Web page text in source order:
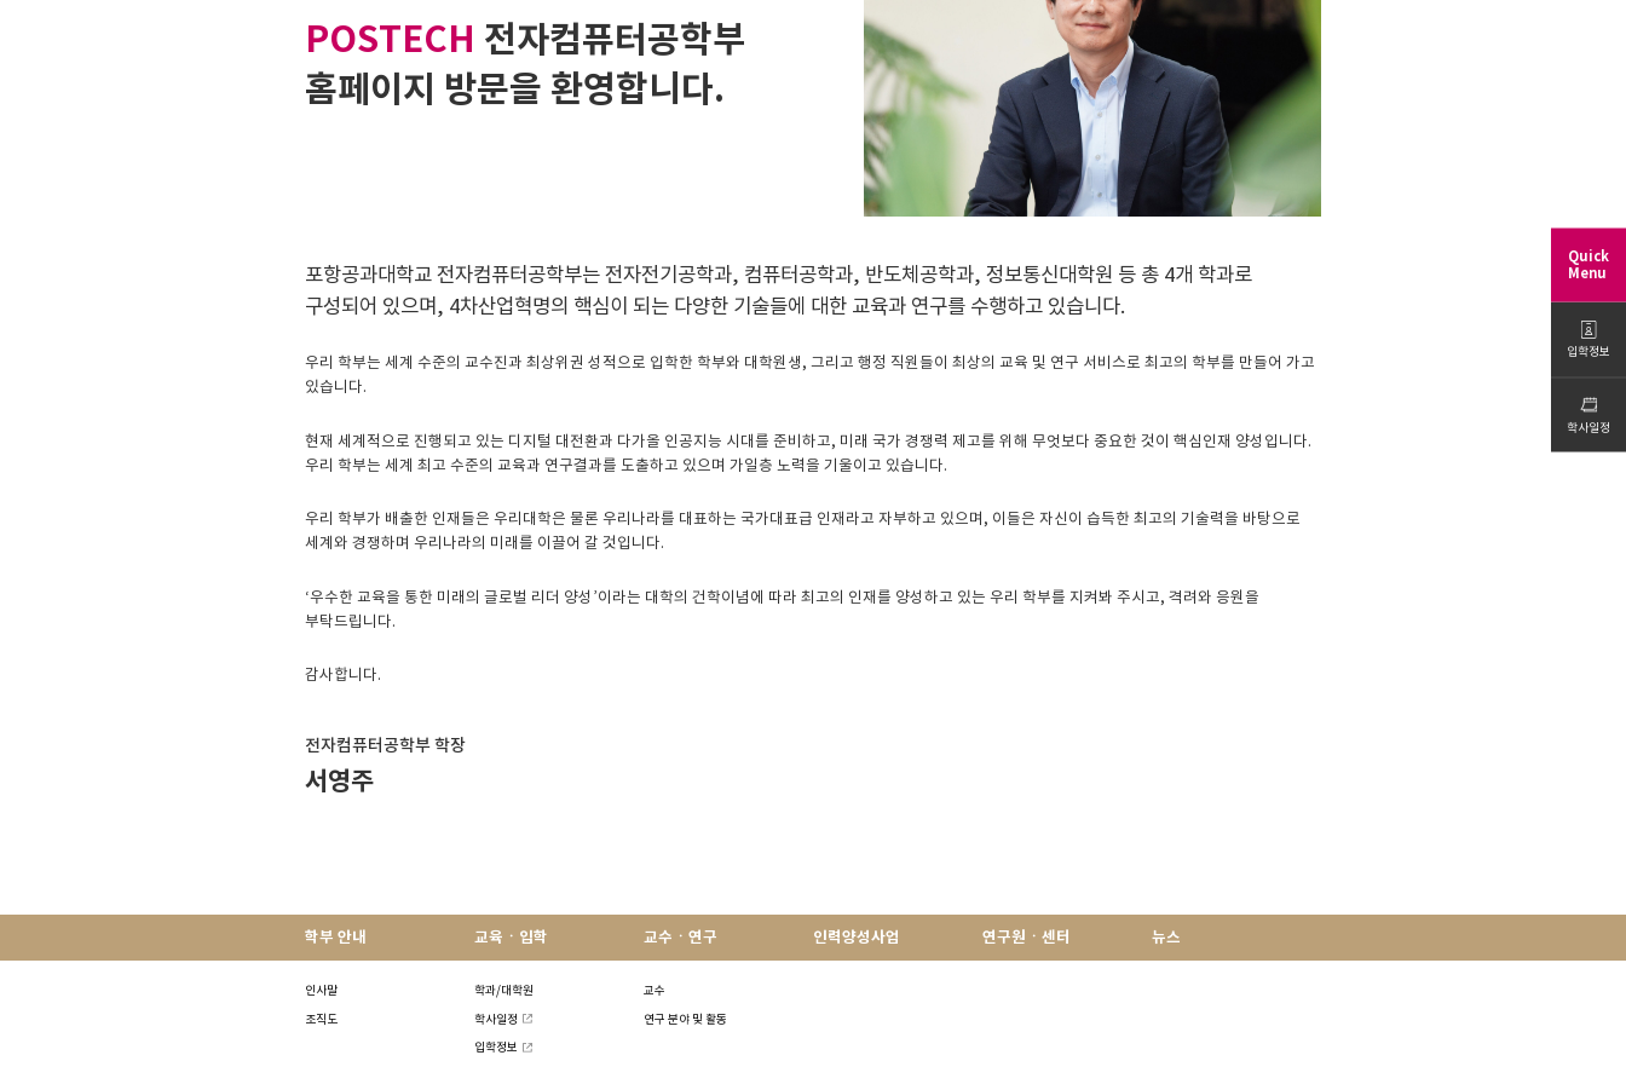
Quick
Menu
입학정보
학사일정
POSTECH 전자컴퓨터공학부
홈페이지 방문을 환영합니다.
포항공과대학교 전자컴퓨터공학부는 전자전기공학과, 컴퓨터공학과, 반도체공학과, 정보통신대학원 등 총 4개 학과로
구성되어 있으며, 4차산업혁명의 핵심이 되는 다양한 기술들에 대한 교육과 연구를 수행하고 있습니다.
우리 학부는 세계 수준의 교수진과 최상위권 성적으로 입학한 학부와 대학원생, 그리고 행정 직원들이 최상의 교육 및 연구 서비스로 최고의 학부를 만들어 가고
있습니다.
현재 세계적으로 진행되고 있는 디지털 대전환과 다가올 인공지능 시대를 준비하고, 미래 국가 경쟁력 제고를 위해 무엇보다 중요한 것이 핵심인재 양성입니다.
우리 학부는 세계 최고 수준의 교육과 연구결과를 도출하고 있으며 가일층 노력을 기울이고 있습니다.
우리 학부가 배출한 인재들은 우리대학은 물론 우리나라를 대표하는 국가대표급 인재라고 자부하고 있으며, 이들은 자신이 습득한 최고의 기술력을 바탕으로
세계와 경쟁하며 우리나라의 미래를 이끌어 갈 것입니다.
‘우수한 교육을 통한 미래의 글로벌 리더 양성’이라는 대학의 건학이념에 따라 최고의 인재를 양성하고 있는 우리 학부를 지켜봐 주시고, 격려와 응원을
부탁드립니다.
감사합니다.
전자컴퓨터공학부 학장
서영주
학부 안내
인사말
조직도
교육ㆍ입학
학과/대학원
학사일정
입학정보
교수ㆍ연구
교수
연구 분야 및 활동
인력양성사업 연구원ㆍ센터 뉴스